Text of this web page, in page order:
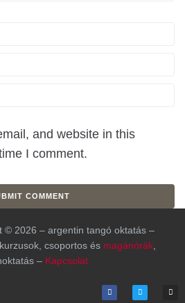
and website in this
I comment.
© 2026 – argentin tangó oktatás –
csoportos és magánórák
– Kapcsolat